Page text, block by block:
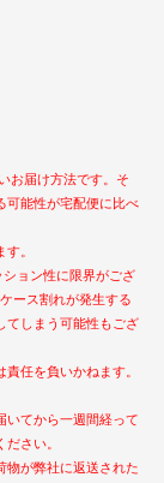
お届け方法です。そ
可能性が宅配便に比べ
。
ション性に限界がござ
ース割れが発生する
てしまう可能性もござ
任を負いかねます。
いてから一週間経って
さい。
物が弊社に返送された